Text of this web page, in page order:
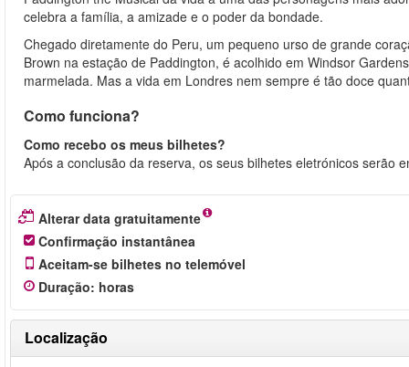
celebra a família, a amizade e o poder da bondade.
Chegado diretamente do Peru, um pequeno urso de grande
Brown na estação de Paddington, é acolhido em Windsor
marmelada. Mas a vida em Londres nem sempre é tão doce
Como funciona?
Como recebo os meus bilhetes?
Após a conclusão da reserva, os seus bilhetes eletrónicos serão
Alterar data gratuitamente
Confirmação instantânea
Aceitam-se bilhetes no telemóvel
Duração: horas
Localização